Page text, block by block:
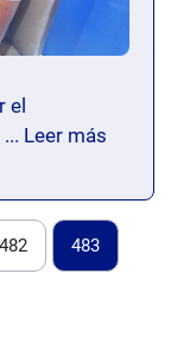
el
Leer más
482 483